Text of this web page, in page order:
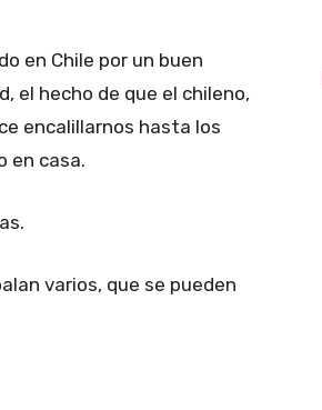
en Chile por un buen
el hecho de que el chileno,
encalillarnos hasta los
en casa.
varios, que se pueden